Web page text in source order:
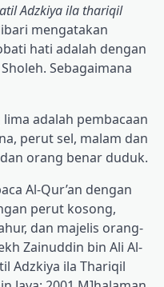
Adzkiya ila thariqil
mengatakan
hati adalah dengan
Sebagaimana
adalah pembacaan
perut sel, malam dan
orang benar duduk.
Al-Qur’an dengan
perut kosong,
dan majelis orang-
Zainuddin bin Ali Al-
Adzkiya ila Thariqil